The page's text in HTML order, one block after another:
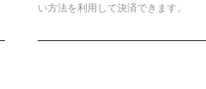
い方法を利用して決済できます。